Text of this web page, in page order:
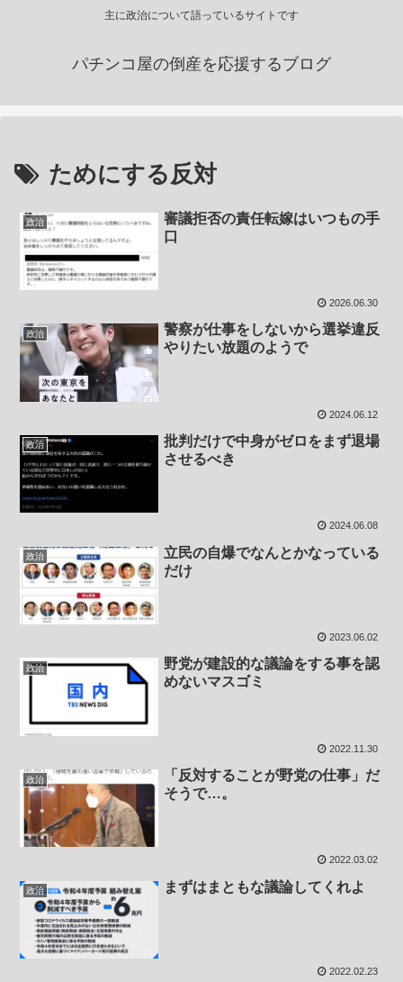
主に政治について語っているサイトです
パチンコ屋の倒産を応援するブログ
ためにする反対
政治
審議拒否の責任転嫁はいつもの手
口
2026.06.30
政治
警察が仕事をしないから選挙違反
やりたい放題のようで
2024.06.12
政治
批判だけで中身がゼロをまず退場
させるべき
2024.06.08
政治
立民の自爆でなんとかなっている
だけ
2023.06.02
政治
野党が建設的な議論をする事を認
めないマスゴミ
2022.11.30
政治
「反対することが野党の仕事」だ
そうで…。
2022.03.02
政治 まずはまともな議論してくれよ
2022.02.23